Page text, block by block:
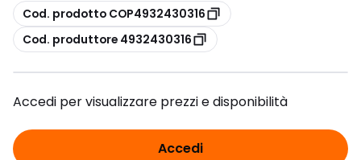
copia
Cod. prodotto COP4932430316
copia
Cod. produttore 4932430316
Accedi per visualizzare prezzi e disponibilità
Accedi